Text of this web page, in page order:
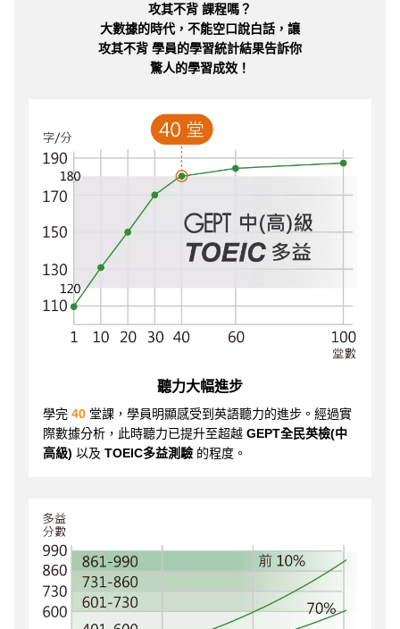
攻其不背 課程嗎？
大數據的時代，不能空口說白話，讓
攻其不背 學員的學習統計結果告訴你
驚人的學習成效！
聽力大幅進步
學完 40 堂課，學員明顯感受到英語聽力的進步。經過實
際數據分析，此時聽力已提升至超越 GEPT全民英檢(中
高級) 以及 TOEIC多益測驗 的程度。